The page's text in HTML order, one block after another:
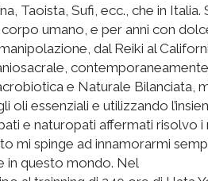
Taoista, Sufi, ecc., che in Italia.
umano, e per anni con
dal Reiki al
e Naturale Bilanciata,
oli essenziali e utilizzando
e naturopati affermati risolvo i
mi spinge ad innamorarmi
in questo mondo. Nel